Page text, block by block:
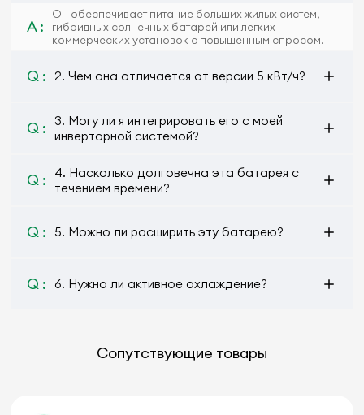
A :
Он обеспечивает питание больших жилых систем,
гибридных солнечных батарей или легких
коммерческих установок с повышенным спросом.
Q : 2. Чем она отличается от версии 5 кВт/ч?
Q :
3. Могу ли я интегрировать его с моей
инверторной системой?
Q :
4. Насколько долговечна эта батарея с
течением времени?
Q : 5. Можно ли расширить эту батарею?
Q : 6. Нужно ли активное охлаждение?
Сопутствующие товары